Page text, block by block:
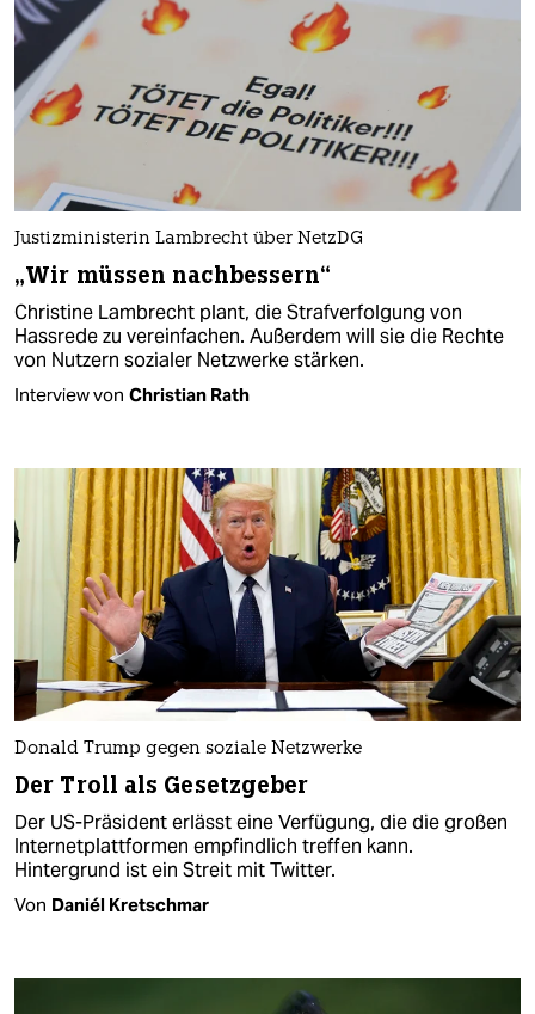
Justizministerin Lambrecht über NetzDG
„Wir müssen nachbessern“
Christine Lambrecht plant, die Strafverfolgung von
Hassrede zu vereinfachen. Außerdem will sie die Rechte
von Nutzern sozialer Netzwerke stärken.
Interview von Christian Rath
Donald Trump gegen soziale Netzwerke
Der Troll als Gesetzgeber
Der US-Präsident erlässt eine Verfügung, die die großen
Internetplattformen empfindlich treffen kann.
Hintergrund ist ein Streit mit Twitter.
Von Daniél Kretschmar